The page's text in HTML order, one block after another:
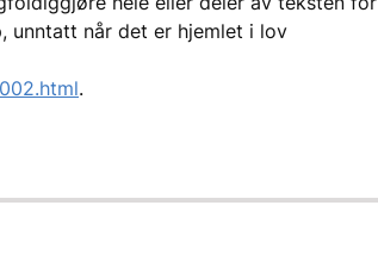
unntatt når det er hjemlet i lov
.